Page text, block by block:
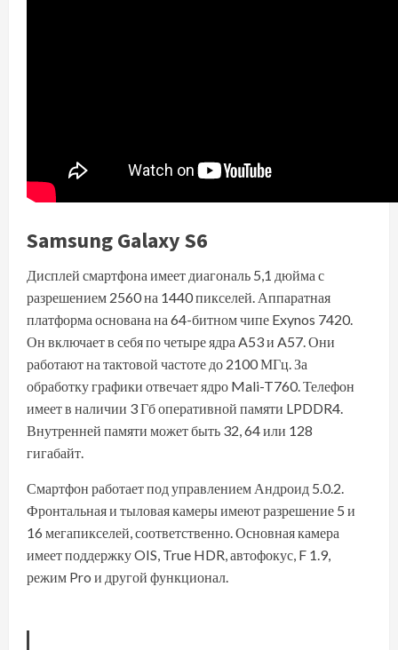
Samsung Galaxy S6
Дисплей смартфона имеет диагональ 5,1 дюйма с
разрешением 2560 на 1440 пикселей. Аппаратная
платформа основана на 64-битном чипе Exynos 7420.
Он включает в себя по четыре ядра A53 и A57. Они
работают на тактовой частоте до 2100 МГц. За
обработку графики отвечает ядро Mali-T760. Телефон
имеет в наличии 3 Гб оперативной памяти LPDDR4.
Внутренней памяти может быть 32, 64 или 128
гигабайт.
Смартфон работает под управлением Андроид 5.0.2.
Фронтальная и тыловая камеры имеют разрешение 5 и
16 мегапикселей, соответственно. Основная камера
имеет поддержку OIS, True HDR, автофокус, F 1.9,
режим Pro и другой функционал.